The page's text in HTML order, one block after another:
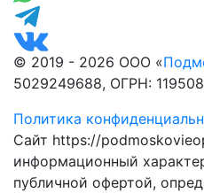
© 2019 - 2026 ООО «
5029249688, ОГРН:
Политика
Сайт https://
информационный
публичной офертой,